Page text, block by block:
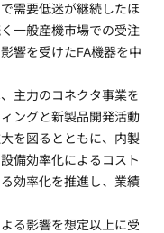
需要低迷が継続したほ
一般産機市場での受注
響を受けたFA機器を中
主力のコネクタ事業を
ングと新製品開発活動
を図るとともに、内製
備効率化によるコスト
効率化を推進し、業績
る影響を想定以上に受